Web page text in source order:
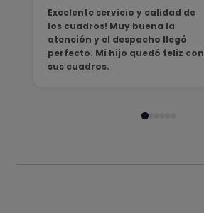
Excelente servicio y calidad de
los cuadros! Muy buena la
atención y el despacho llegó
perfecto. Mi hijo quedó feliz con
sus cuadros.